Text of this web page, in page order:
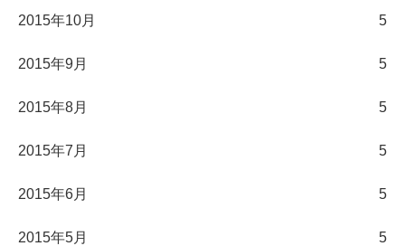
2015年10月 5
2015年9月 5
2015年8月 5
2015年7月 5
2015年6月 5
2015年5月 5